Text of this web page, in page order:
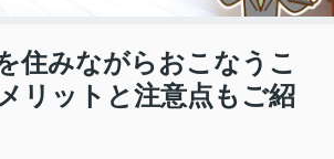
住みながらおこなうこ
リットと注意点もご紹